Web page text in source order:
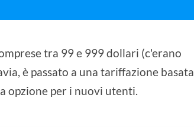
tra 99 e 999 dollari (c'erano
è passato a una tariffazione basata
opzione per i nuovi utenti.